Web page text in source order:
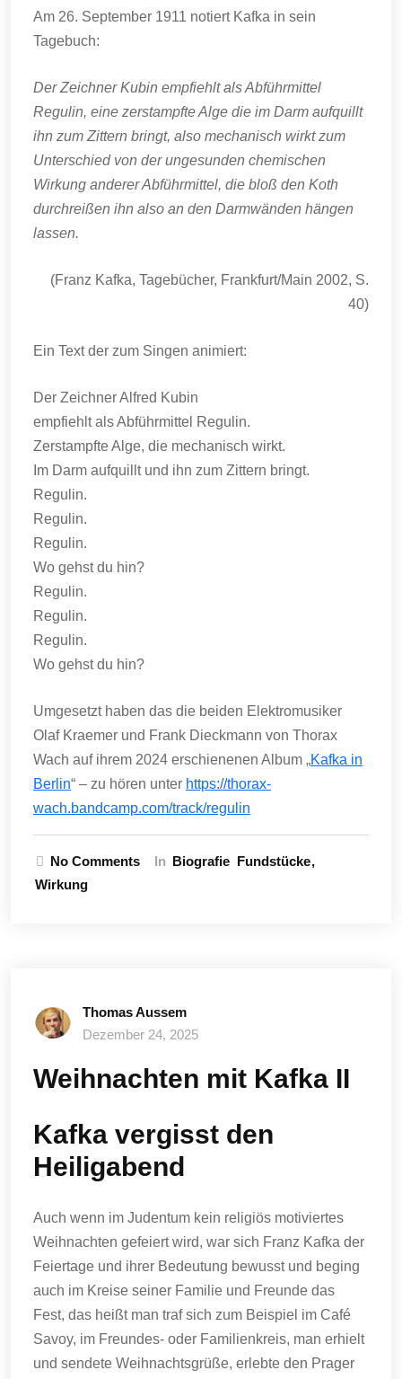
Am 26. September 1911 notiert Kafka in sein
Tagebuch:
Der Zeichner Kubin empfiehlt als Abführmittel
Regulin, eine zerstampfte Alge die im Darm aufquillt
ihn zum Zittern bringt, also mechanisch wirkt zum
Unterschied von der ungesunden chemischen
Wirkung anderer Abführmittel, die bloß den Koth
durchreißen ihn also an den Darmwänden hängen
lassen.
(Franz Kafka, Tagebücher, Frankfurt/Main 2002, S.
40)
Ein Text der zum Singen animiert:
Der Zeichner Alfred Kubin
empfiehlt als Abführmittel Regulin.
Zerstampfte Alge, die mechanisch wirkt.
Im Darm aufquillt und ihn zum Zittern bringt.
Regulin.
Regulin.
Regulin.
Wo gehst du hin?
Regulin.
Regulin.
Regulin.
Wo gehst du hin?
Umgesetzt haben das die beiden Elektromusiker
Olaf Kraemer und Frank Dieckmann von Thorax
Wach auf ihrem 2024 erschienenen Album „Kafka in
Berlin“ – zu hören unter https://thorax-
wach.bandcamp.com/track/regulin
No Comments In Biografie Fundstücke
Wirkung
Thomas Aussem
Dezember 24, 2025
Weihnachten mit Kafka II
Kafka vergisst den
Heiligabend
Auch wenn im Judentum kein religiös motiviertes
Weihnachten gefeiert wird, war sich Franz Kafka der
Feiertage und ihrer Bedeutung bewusst und beging
auch im Kreise seiner Familie und Freunde das
Fest, das heißt man traf sich zum Beispiel im Café
Savoy, im Freundes- oder Familienkreis, man erhielt
und sendete Weihnachtsgrüße, erlebte den Prager